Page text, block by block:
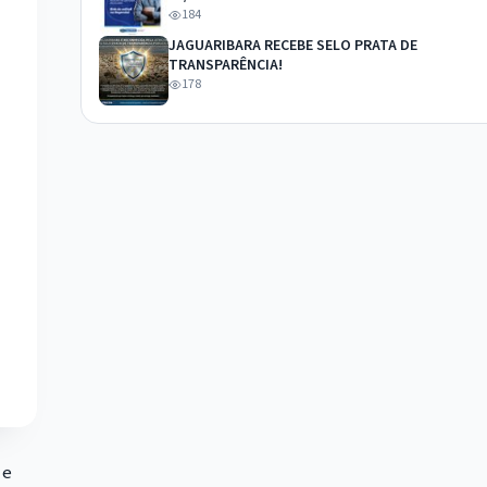
184
JAGUARIBARA RECEBE SELO PRATA DE
TRANSPARÊNCIA!
178